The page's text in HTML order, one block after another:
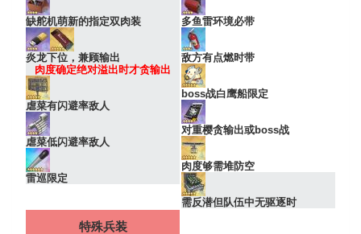
缺舵机萌新的指定双肉装
炎龙下位，兼顾输出
肉度确定绝对溢出时才贪输出
虐菜有闪避率敌人
虐菜低闪避率敌人
雷巡限定
多鱼雷环境必带
敌方有点燃时带
boss战白鹰船限定
对重樱贪输出或boss战
肉度够需堆防空
需反潜但队伍中无驱逐时
特殊兵装